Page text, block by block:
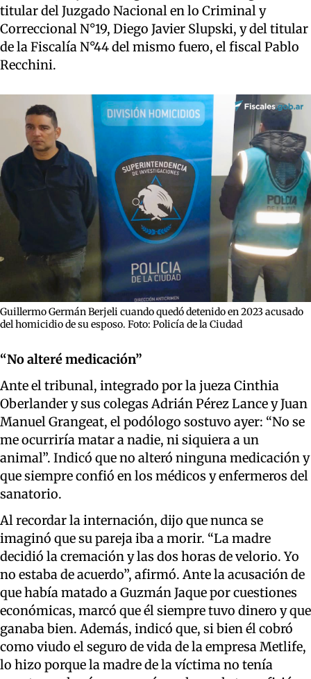
titular del Juzgado Nacional en lo Criminal y
Correccional N°19, Diego Javier Slupski, y del titular
de la Fiscalía N°44 del mismo fuero, el fiscal Pablo
Recchini.
Guillermo Germán Berjeli cuando quedó detenido en 2023 acusado
del homicidio de su esposo. Foto: Policía de la Ciudad
“No alteré medicación”
Ante el tribunal, integrado por la jueza Cinthia
Oberlander y sus colegas Adrián Pérez Lance y Juan
Manuel Grangeat, el podólogo sostuvo ayer: “No se
me ocurriría matar a nadie, ni siquiera a un
animal”. Indicó que no alteró ninguna medicación y
que siempre confió en los médicos y enfermeros del
sanatorio.
Al recordar la internación, dijo que nunca se
imaginó que su pareja iba a morir. “La madre
decidió la cremación y las dos horas de velorio. Yo
no estaba de acuerdo”, afirmó. Ante la acusación de
que había matado a Guzmán Jaque por cuestiones
económicas, marcó que él siempre tuvo dinero y que
ganaba bien. Además, indicó que, si bien él cobró
como viudo el seguro de vida de la empresa Metlife,
lo hizo porque la madre de la víctima no tenía